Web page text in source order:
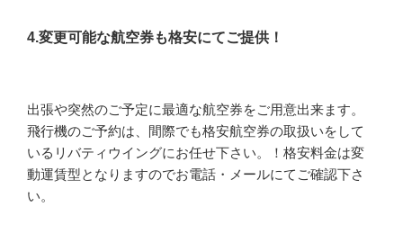
4.変更可能な航空券も格安にてご提供！
出張や突然のご予定に最適な航空券をご用意出来ます。
飛行機のご予約は、間際でも格安航空券の取扱いをして
いるリバティウイングにお任せ下さい。！格安料金は変
動運賃型となりますのでお電話・メールにてご確認下さ
い。